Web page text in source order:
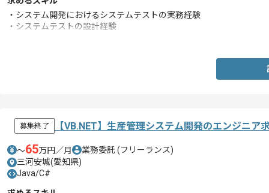
・システム開発におけるシステムテストの実務経験
・システムテストの設計経験
募集終了 【VB.NET】生産管理システム開発のエンジニア
〜65万円／月 業務委託 (フリーランス)
三河安城(愛知県)
Java/C#